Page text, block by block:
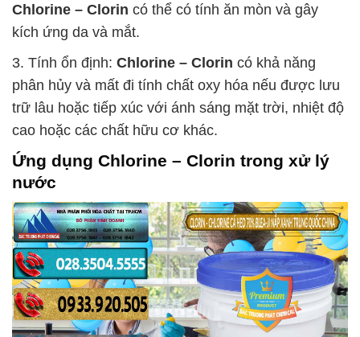
Chlorine – Clorin có thể có tính ăn mòn và gây
kích ứng da và mắt.
3. Tính ổn định: Chlorine – Clorin có khả năng
phân hủy và mất đi tính chất oxy hóa nếu được lưu
trữ lâu hoặc tiếp xúc với ánh sáng mặt trời, nhiệt độ
cao hoặc các chất hữu cơ khác.
Ứng dụng Chlorine – Clorin trong xử lý
nước